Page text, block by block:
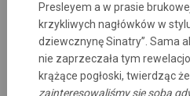
Presleyem a w prasie
krzykliwych nagłówków w
dziewcznynę Sinatry”. Sama
nie zaprzeczała tym
krążące pogłoski, twierdząc że
zainteresowaliśmy się sobą